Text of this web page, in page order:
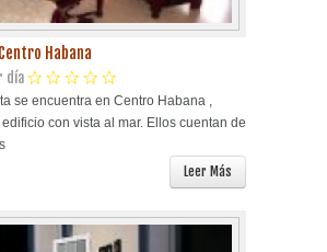
Habana
día
se encuentra en Centro Habana ,
con vista al mar. Ellos cuentan de
Leer Más